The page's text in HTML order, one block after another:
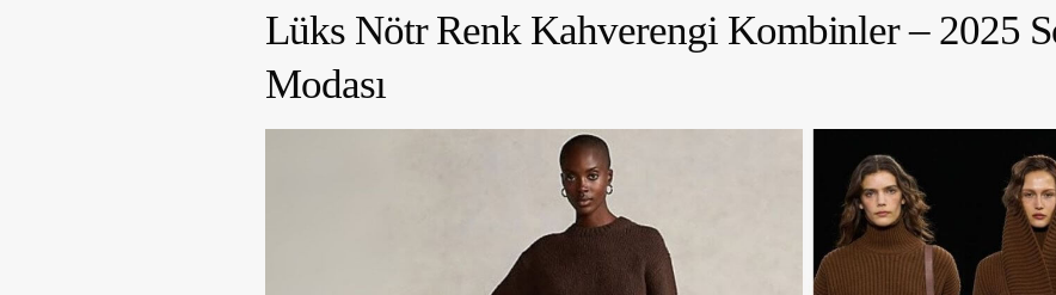
Lüks Nötr Renk Kahverengi Kombinler – 2025
Modası